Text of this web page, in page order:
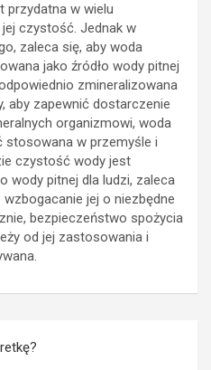
przydatna w wielu
czystość. Jednak w
zaleca się, aby woda
jako źródło wody pitnej
zmineralizowana
aby zapewnić dostarczenie
organizmowi, woda
stosowana w przemyśle i
czystość wody jest
wody pitnej dla ludzi, zaleca
jej o niezbędne
bezpieczeństwo spożycia
od jej zastosowania i